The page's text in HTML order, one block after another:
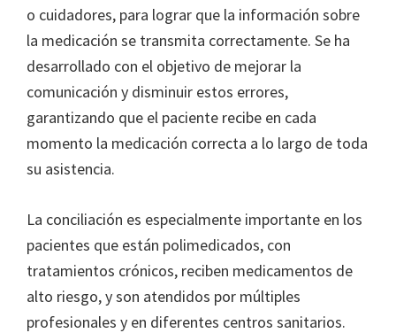
o cuidadores, para lograr que la información sobre
la medicación se transmita correctamente. Se ha
desarrollado con el objetivo de mejorar la
comunicación y disminuir estos errores,
garantizando que el paciente recibe en cada
momento la medicación correcta a lo largo de toda
su asistencia.
La conciliación es especialmente importante en los
pacientes que están polimedicados, con
tratamientos crónicos, reciben medicamentos de
alto riesgo, y son atendidos por múltiples
profesionales y en diferentes centros sanitarios.